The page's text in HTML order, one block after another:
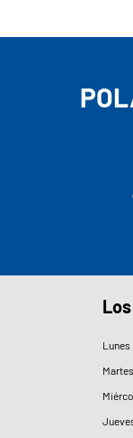
Lunes
Martes